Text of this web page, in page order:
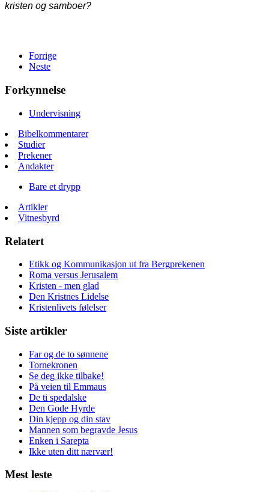
kristen og samboer?
Forrige
Neste
Forkynnelse
Undervisning
Bibelkommentarer
Studier
Prekener
Andakter
Bare et drypp
Artikler
Vitnesbyrd
Relatert
Etikk og Kommunikasjon ut fra Bergprekenen
Roma versus Jerusalem
Kristen - men glad
Den Kristnes Lidelse
Kristenlivets følelser
Siste artikler
Far og de to sønnene
Tornekronen
Se deg ikke tilbake!
På veien til Emmaus
De ti spedalske
Den Gode Hyrde
Din kjepp og din stav
Mannen som begravde Jesus
Enken i Sarepta
Ikke uten ditt nærvær!
Mest leste